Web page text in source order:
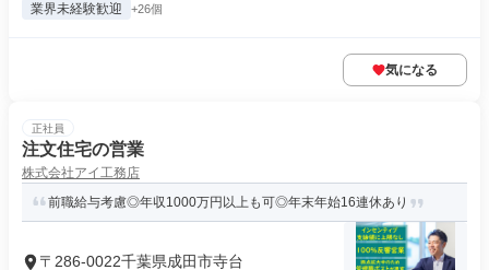
業界未経験歓迎 +26個
気になる
正社員
注文住宅の営業
株式会社アイ工務店
前職給与考慮◎年収1000万円以上も可◎年末年始16連休あり
〒286-0022千葉県成田市寺台